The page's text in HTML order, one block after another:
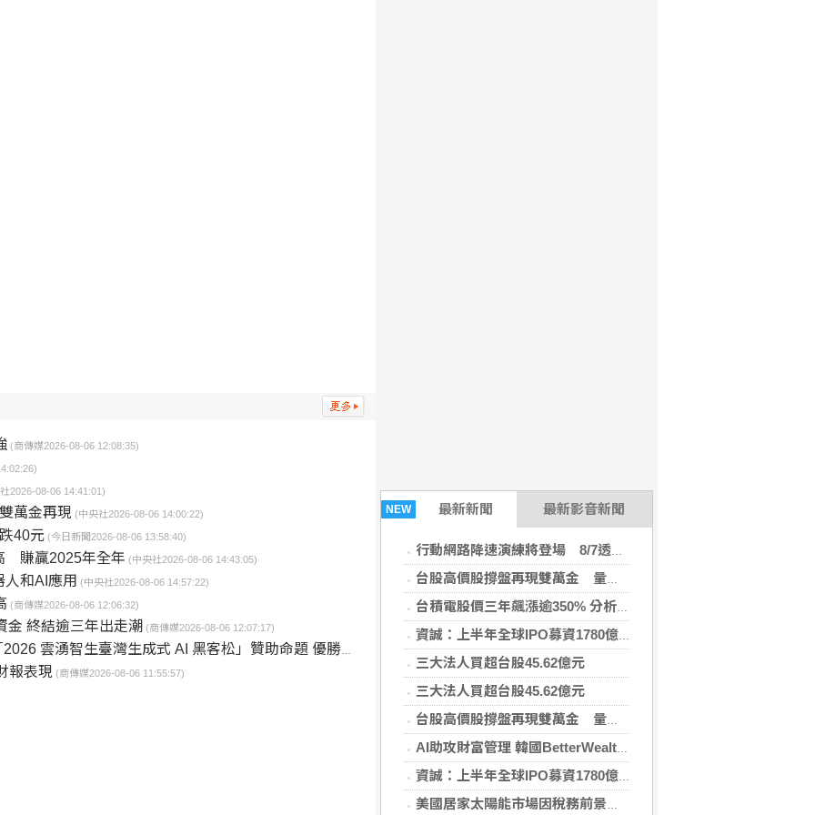
NEW 最新新聞 最新影音新聞
行動網路降速演練將登場 8/7透過災防訊息預告
台股高價股撐盤再現雙萬金 量縮跌214點守住季線
台積電股價三年飆漲逾350% 分析稱已充分反映獲利潛力
資誠：上半年全球IPO募資1780億美元 年增206%
三大法人買超台股45.62億元
三大法人買超台股45.62億元
台股高價股撐盤再現雙萬金 量縮跌214點守住季線
AI助攻財富管理 韓國BetterWealth攜手產業與教育建生態
資誠：上半年全球IPO募資1780億美元 年增206%
美國居家太陽能市場因稅務前景不明 融資困難股價重挫
(商傳媒2026-08-06 12:08:35)
2026-08-06 14:41:01)
萬金再現 (中央社2026-08-06 14:00:22)
40元 (今日新聞2026-08-06 13:58:40)
賺贏2025年全年 (中央社2026-08-06 14:43:05)
和AI應用 (中央社2026-08-06 14:57:22)
(商傳媒2026-08-06 12:06:32)
金 終結逾三年出走潮 (商傳媒2026-08-06 12:07:17)
黑客松」贊助命題 優勝團隊打造個人化投資分析工具 展現 AI 升級金融科技應用潛力
報表現 (商傳媒2026-08-06 11:55:57)